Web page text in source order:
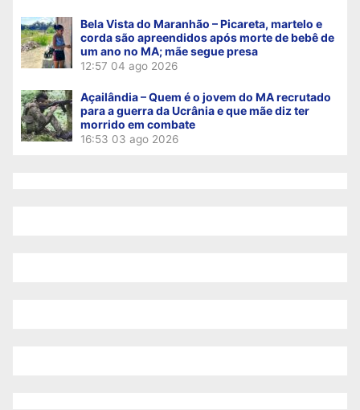
Bela Vista do Maranhão – Picareta, martelo e
corda são apreendidos após morte de bebê de
um ano no MA; mãe segue presa
12:57 04 ago 2026
Açailândia – Quem é o jovem do MA recrutado
para a guerra da Ucrânia e que mãe diz ter
morrido em combate
16:53 03 ago 2026